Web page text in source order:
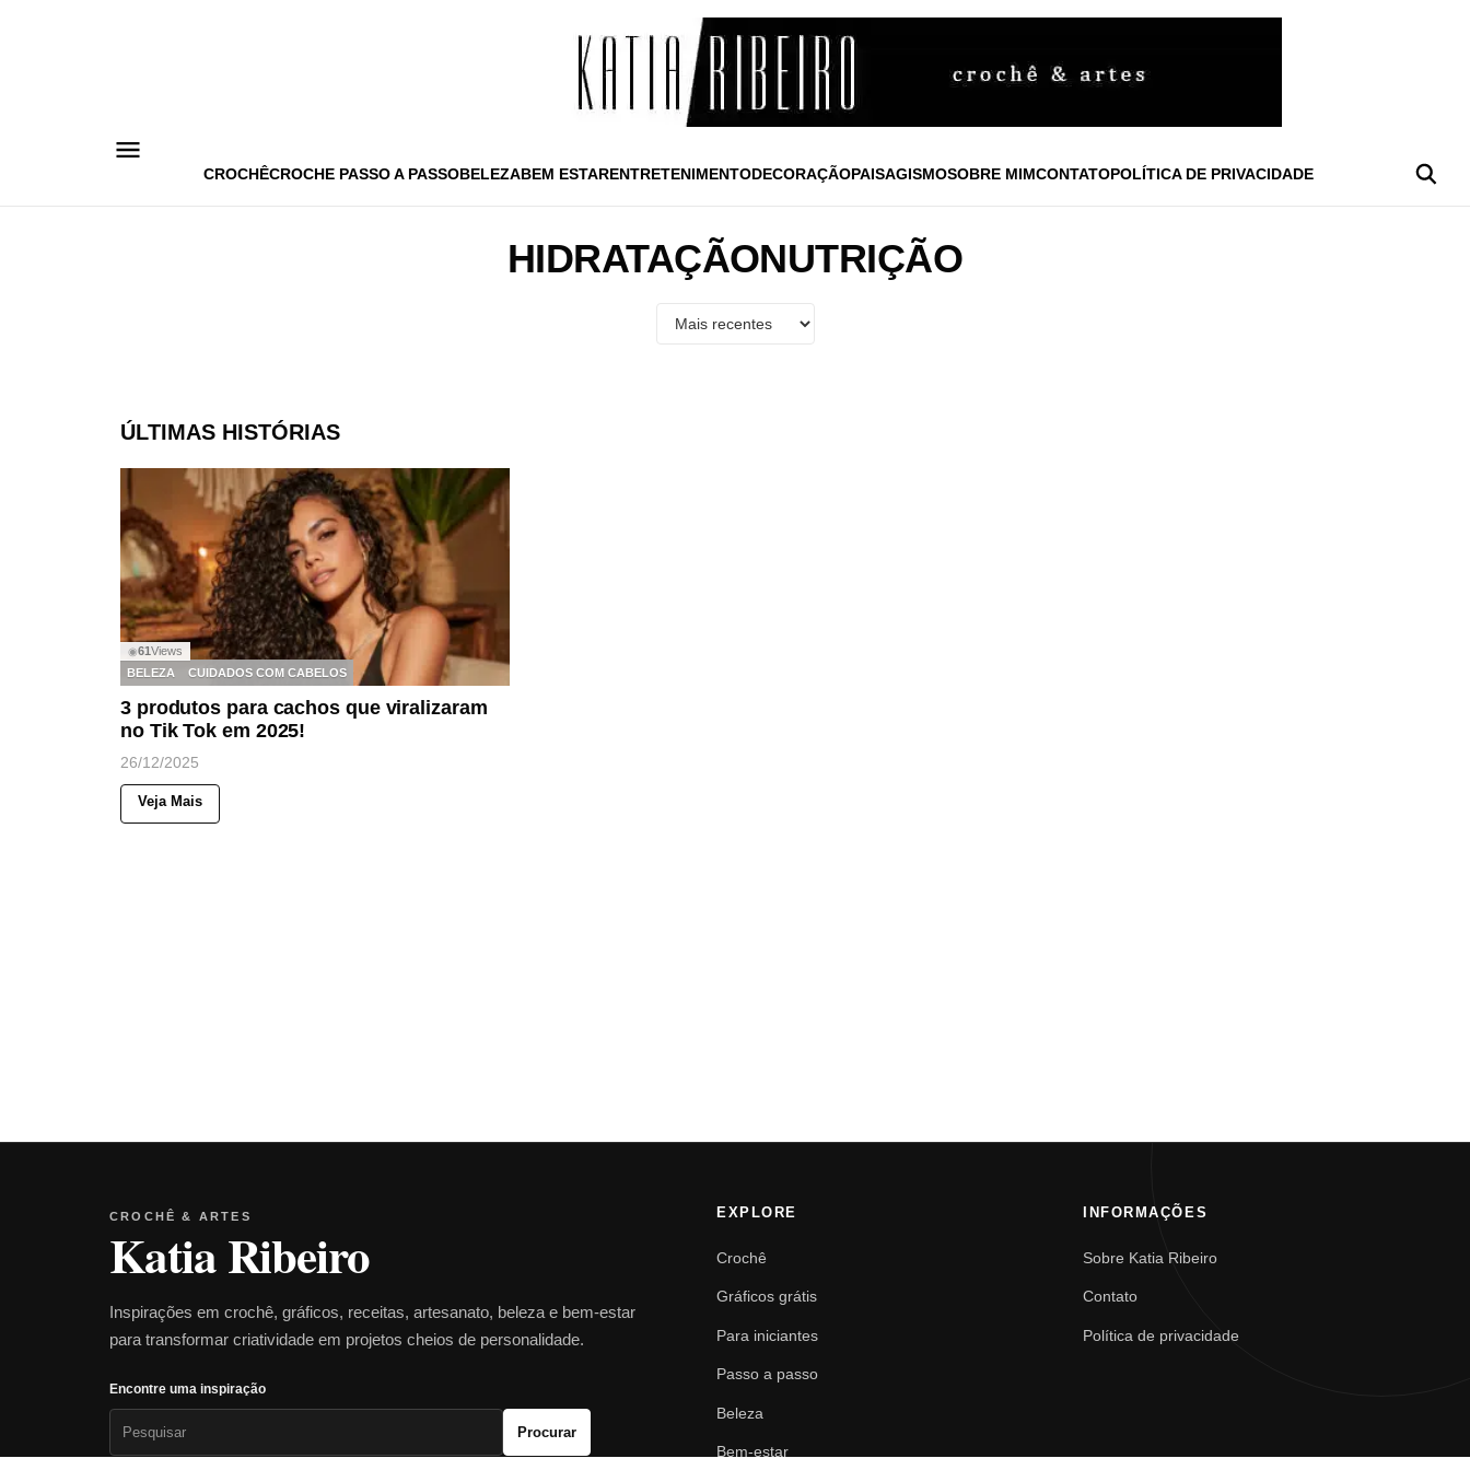
CROCHÊCROCHE PASSO A PASSOBELEZABEM ESTARENTRETENIMENTODECORAÇÃOPAISAGISMOSOBRE MIMCONTATOPOLÍTICA DE PRIVACIDADE
HIDRATAÇÃONUTRIÇÃO
ÚLTIMAS HISTÓRIAS
◉61 Views
BELEZA
CUIDADOS COM CABELOS
3 produtos para cachos que viralizaram
no Tik Tok em 2025!
26/12/2025
Veja Mais
CROCHÊ & ARTES
Katia Ribeiro
Inspirações em crochê, gráficos, receitas, artesanato, beleza e bem-estar
para transformar criatividade em projetos cheios de personalidade.
Encontre uma inspiração
Procurar
EXPLORE
Crochê
Gráficos grátis
Para iniciantes
Passo a passo
Beleza
Bem-estar
INFORMAÇÕES
Sobre Katia Ribeiro
Contato
Política de privacidade